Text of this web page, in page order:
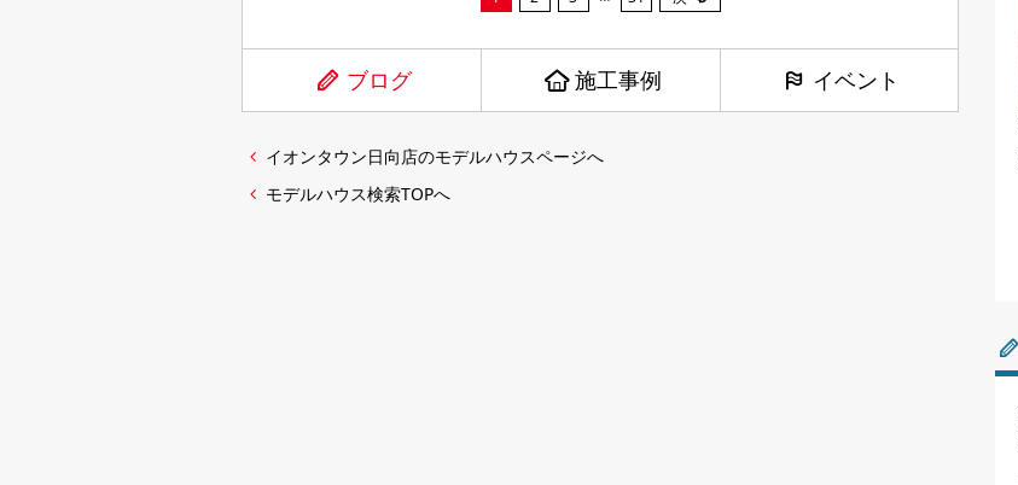
ブログ 施工事例 イベント
イオンタウン日向店のモデルハウスページへ
モデルハウス検索TOPへ